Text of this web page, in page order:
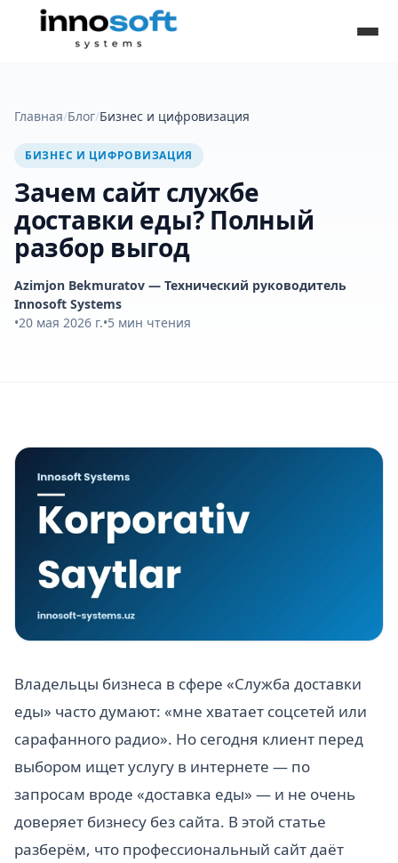
Главная/Блог/Бизнес и цифровизация
БИЗНЕС И ЦИФРОВИЗАЦИЯ
Зачем сайт службе
доставки еды? Полный
разбор выгод
Azimjon Bekmuratov — Технический руководитель
Innosoft Systems
•20 мая 2026 г.•5 мин чтения
Владельцы бизнеса в сфере «Служба доставки
еды» часто думают: «мне хватает соцсетей или
сарафанного радио». Но сегодня клиент перед
выбором ищет услугу в интернете — по
запросам вроде «доставка еды» — и не очень
доверяет бизнесу без сайта. В этой статье
разберём, что профессиональный сайт даёт